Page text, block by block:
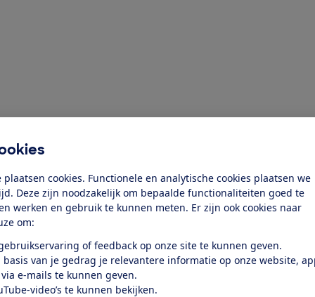
plaatsen cookies. Functionele en analytische cookies plaatsen we
Deze zijn noodzakelijk om bepaalde functionaliteiten goed te
werken en gebruik te kunnen meten. Er zijn ook cookies naar
om:
of feedback op onze site te kunnen geven.
basis van je gedrag je relevantere informatie op onze website,
e-mails te kunnen geven.
video’s te kunnen bekijken.
toe